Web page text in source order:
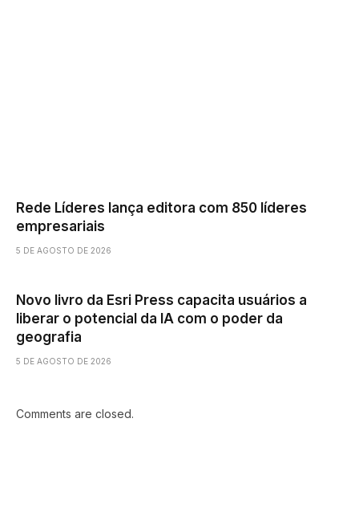
Rede Líderes lança editora com 850 líderes
empresariais
5 DE AGOSTO DE 2026
Novo livro da Esri Press capacita usuários a
liberar o potencial da IA ​​com o poder da
geografia
5 DE AGOSTO DE 2026
Comments are closed.